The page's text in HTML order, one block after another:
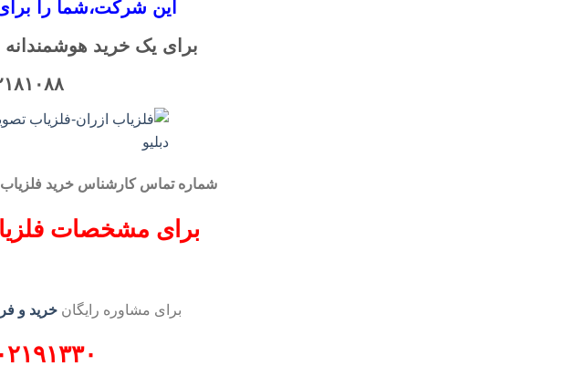
این شرکت،شما را
برای یک خرید هوشمندانه
شماره تماس کارشناسخرید فلزیاب
برای مشخصات
برای مشاوره رایگان خرید و